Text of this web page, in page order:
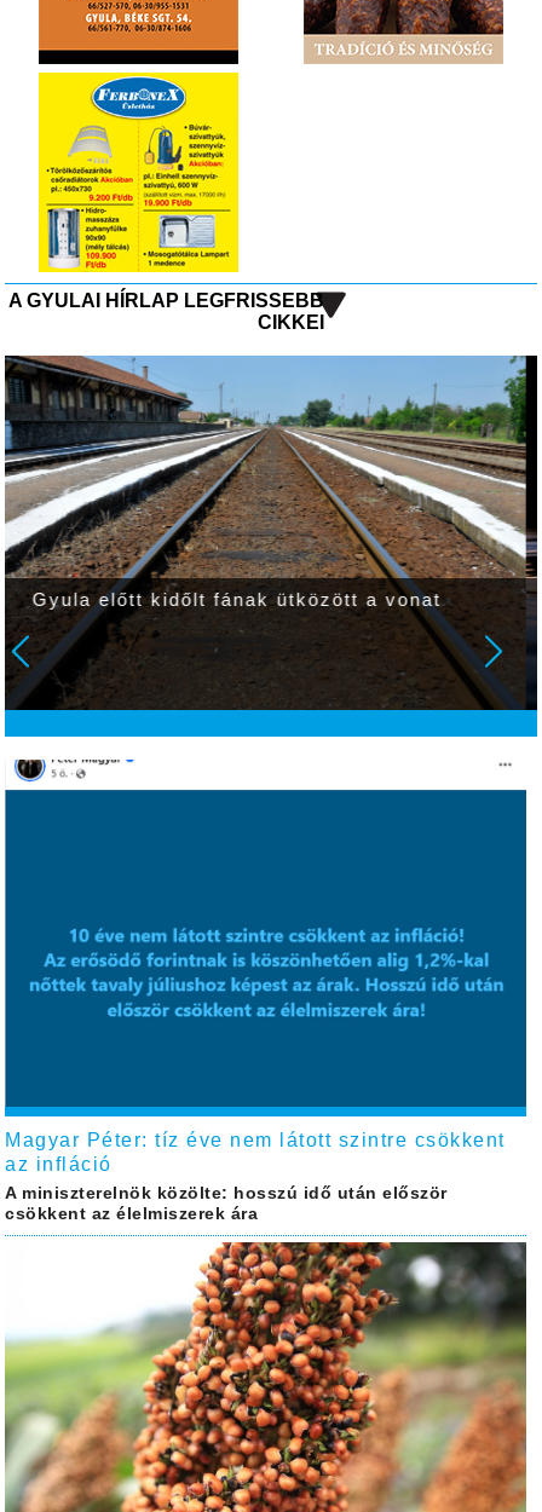
A GYULAI HÍRLAP LEGFRISSEBB
CIKKEI
Szombaton a kevés fátyol- és gomolyfelhő
mellet sok napsütés várható
Magyar Péter: tíz éve nem látott szintre csökkent
az infláció
A miniszterelnök közölte: hosszú idő után először
csökkent az élelmiszerek ára